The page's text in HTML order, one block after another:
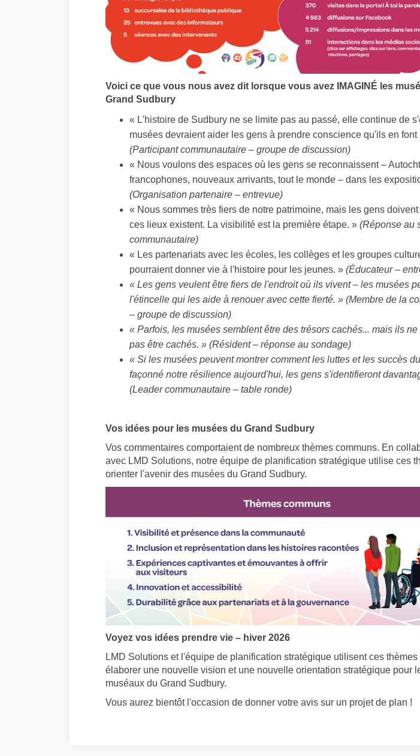
Voici ce que vous nous avez dit lorsque vous avez IMAGINÉ les
Grand Sudbury
« L'histoire de Sudbury ne se limite pas au passé, elle continue de
musées devraient aider les gens à prendre conscience qu'ils en font
(Participant communautaire – groupe de discussion)
« Nous voulons des espaces où les gens se reconnaissent –
francophones, nouveaux arrivants, tout le monde – dans les
(Organisation partenaire – entrevue)
« Nous sommes très fiers de notre patrimoine, mais les gens
ces lieux existent. La visibilité est la première étape. » (Réponse au
communautaire)
« Les partenariats avec les écoles, les collèges et les groupes
pourraient donner vie à l'histoire pour les jeunes. » (Éducateur –
« Les gens veulent être fiers de l'endroit où ils vivent – les musées
l'étincelle qui les aide à renouer avec cette fierté. » (Membre de la
– groupe de discussion)
« Parfois, les musées semblent être des trésors cachés... mais ils
pas être cachés. » (Résident – réponse au sondage)
« Si les musées peuvent montrer comment les luttes et les succès
façonné notre résilience aujourd'hui, les gens s'identifieront
(Leader communautaire – table ronde)
Vos idées pour les musées du Grand Sudbury
Vos commentaires comportaient de nombreux thèmes communs. En
avec LMD Solutions, notre équipe de planification stratégique utilise ces
orienter l'avenir des musées du Grand Sudbury.
Voyez vos idées prendre vie – hiver 2026
LMD Solutions et l'équipe de planification stratégique utilisent ces thèmes
élaborer une nouvelle vision et une nouvelle orientation stratégique pour
muséaux du Grand Sudbury.
Vous aurez bientôt l'occasion de donner votre avis sur un projet de plan !